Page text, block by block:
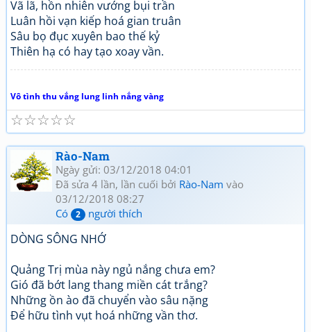
Vã lã, hồn nhiên vướng bụi trần
Luân hồi vạn kiếp hoá gian truân
Sâu bọ đục xuyên bao thế kỷ
Thiên hạ có hay tạo xoay vần.
Vô tình thu vắng lung linh nắng vàng
☆
☆
☆
☆
☆
Rào-Nam
Ngày gửi: 03/12/2018 04:01
Đã sửa 4 lần, lần cuối bởi Rào-Nam vào
03/12/2018 08:27
Có
2 người thích
DÒNG SÔNG NHỚ
Quảng Trị mùa này ngủ nắng chưa em?
Gió đã bớt lang thang miền cát trắng?
Những ồn ào đã chuyển vào sâu nặng
Để hữu tình vụt hoá những vần thơ.